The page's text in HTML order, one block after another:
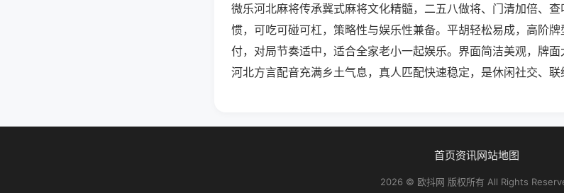
微乐河北麻将传承冀式麻将文化精髓，二五八做将、门清加倍、
惯，可吃可碰可杠，策略性与娱乐性兼备。平胡轻松易成，高阶
付，对局节奏适中，适合全家老小一起娱乐。界面简洁美观，牌面
河北方言配音充满乡土气息，真人匹配快速稳定，是休闲社交、联
首页资讯网站地图
2026 © 欧抖网 版权所有 All Rights